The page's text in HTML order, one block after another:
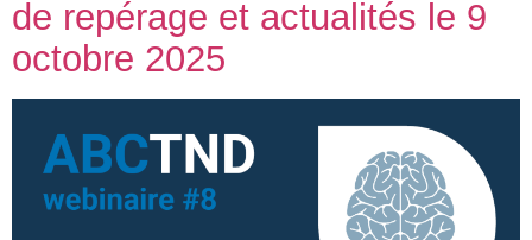
de repérage et actualités le 9
octobre 2025